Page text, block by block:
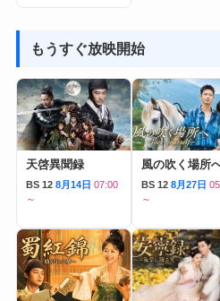
もうすぐ放映開始
天啓異聞録
BS 12 8月14日 07:00
～
風の吹く場所
BS 12 8月27日
～